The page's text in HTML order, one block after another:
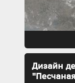
Дизайн